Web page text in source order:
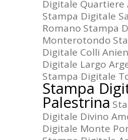
Digitale Quartiere
Stampa Digitale
Romano Stampa
Monterotondo
Digitale Colli
Digitale Largo
Stampa Digitale
Stampa
Palestrina
Digitale Divino
Digitale Monte